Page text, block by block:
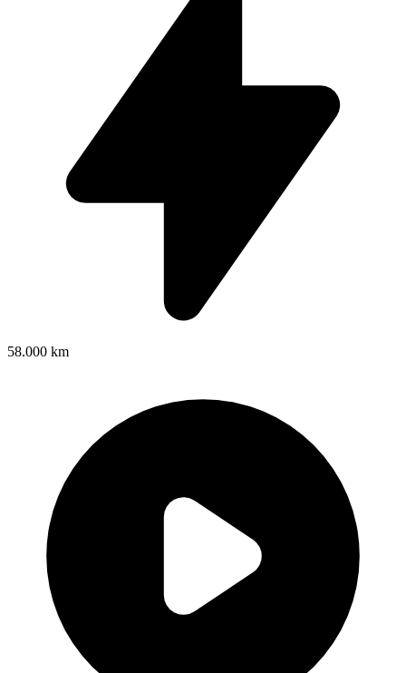
58.000 km